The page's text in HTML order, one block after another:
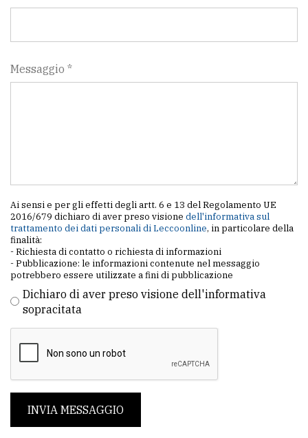
Messaggio *
Ai sensi e per gli effetti degli artt. 6 e 13 del Regolamento UE
2016/679 dichiaro di aver preso visione dell'informativa sul
trattamento dei dati personali di Leccoonline, in particolare della
finalità:
- Richiesta di contatto o richiesta di informazioni
- Pubblicazione: le informazioni contenute nel messaggio
potrebbero essere utilizzate a fini di pubblicazione
Dichiaro di aver preso visione dell'informativa
sopracitata
INVIA MESSAGGIO